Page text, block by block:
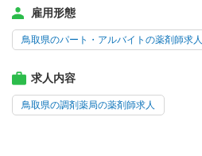
雇用形態
鳥取県のパート・アルバイトの薬剤師求人
求人内容
鳥取県の調剤薬局の薬剤師求人